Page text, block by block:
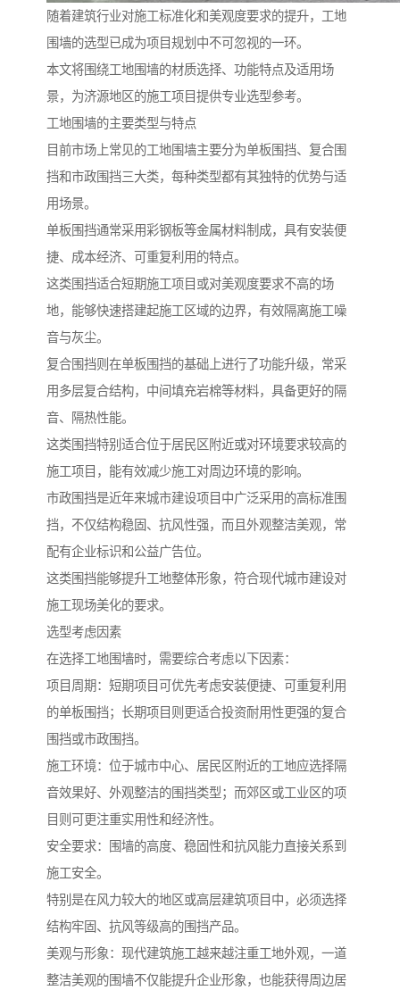
随着建筑行业对施工标准化和美观度要求的提升，工地
围墙的选型已成为项目规划中不可忽视的一环。
本文将围绕工地围墙的材质选择、功能特点及适用场
景，为济源地区的施工项目提供专业选型参考。
工地围墙的主要类型与特点
目前市场上常见的工地围墙主要分为单板围挡、复合围
挡和市政围挡三大类，每种类型都有其独特的优势与适
用场景。
单板围挡通常采用彩钢板等金属材料制成，具有安装便
捷、成本经济、可重复利用的特点。
这类围挡适合短期施工项目或对美观度要求不高的场
地，能够快速搭建起施工区域的边界，有效隔离施工噪
音与灰尘。
复合围挡则在单板围挡的基础上进行了功能升级，常采
用多层复合结构，中间填充岩棉等材料，具备更好的隔
音、隔热性能。
这类围挡特别适合位于居民区附近或对环境要求较高的
施工项目，能有效减少施工对周边环境的影响。
市政围挡是近年来城市建设项目中广泛采用的高标准围
挡，不仅结构稳固、抗风性强，而且外观整洁美观，常
配有企业标识和公益广告位。
这类围挡能够提升工地整体形象，符合现代城市建设对
施工现场美化的要求。
选型考虑因素
在选择工地围墙时，需要综合考虑以下因素：
项目周期：短期项目可优先考虑安装便捷、可重复利用
的单板围挡；长期项目则更适合投资耐用性更强的复合
围挡或市政围挡。
施工环境：位于城市中心、居民区附近的工地应选择隔
音效果好、外观整洁的围挡类型；而郊区或工业区的项
目则可更注重实用性和经济性。
安全要求：围墙的高度、稳固性和抗风能力直接关系到
施工安全。
特别是在风力较大的地区或高层建筑项目中，必须选择
结构牢固、抗风等级高的围挡产品。
美观与形象：现代建筑施工越来越注重工地外观，一道
整洁美观的围墙不仅能提升企业形象，也能获得周边居